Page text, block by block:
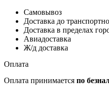
Самовывоз
Доставка до
Доставка в пределах
Авиадоставка
Ж/д доставка
Оплата
Оплата принимается по